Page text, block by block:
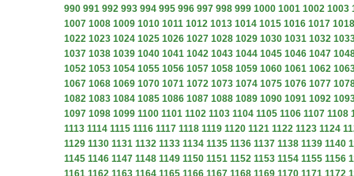
990 991 992 993 994 995 996 997 998 999 1000 1001 1002 1003
1007 1008 1009 1010 1011 1012 1013 1014 1015 1016 1017 1018
1022 1023 1024 1025 1026 1027 1028 1029 1030 1031 1032
1037 1038 1039 1040 1041 1042 1043 1044 1045 1046 1047
1052 1053 1054 1055 1056 1057 1058 1059 1060 1061 1062
1067 1068 1069 1070 1071 1072 1073 1074 1075 1076 1077
1082 1083 1084 1085 1086 1087 1088 1089 1090 1091 1092
1097 1098 1099 1100 1101 1102 1103 1104 1105 1106 1107 1108
1113 1114 1115 1116 1117 1118 1119 1120 1121 1122 1123 1124
1129 1130 1131 1132 1133 1134 1135 1136 1137 1138 1139 1140
1145 1146 1147 1148 1149 1150 1151 1152 1153 1154 1155 1156
1161 1162 1163 1164 1165 1166 1167 1168 1169 1170 1171 1172